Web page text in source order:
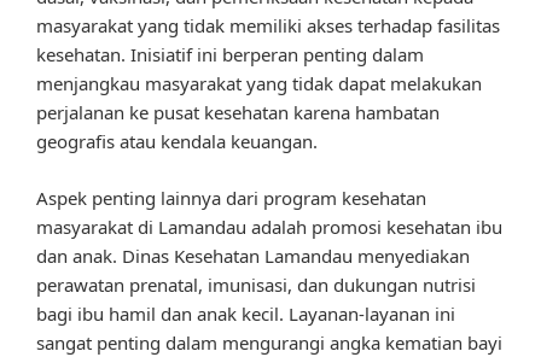
masyarakat yang tidak memiliki akses terhadap fasilitas
kesehatan. Inisiatif ini berperan penting dalam
menjangkau masyarakat yang tidak dapat melakukan
perjalanan ke pusat kesehatan karena hambatan
geografis atau kendala keuangan.
Aspek penting lainnya dari program kesehatan
masyarakat di Lamandau adalah promosi kesehatan ibu
dan anak. Dinas Kesehatan Lamandau menyediakan
perawatan prenatal, imunisasi, dan dukungan nutrisi
bagi ibu hamil dan anak kecil. Layanan-layanan ini
sangat penting dalam mengurangi angka kematian bayi